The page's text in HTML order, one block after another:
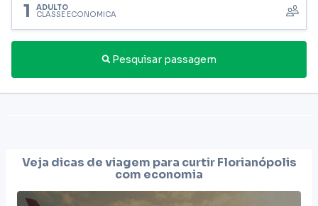
1 ADULTO
CLASSE ECONÔMICA
Pesquisar passagem
Veja dicas de viagem para curtirFlorianópolis
com economia